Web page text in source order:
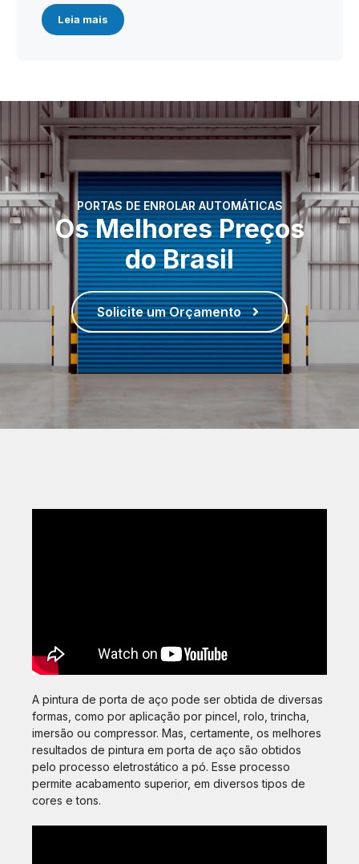
Leia mais
PORTAS DE ENROLAR AUTOMÁTICAS
Os Melhores Preços
do Brasil
Solicite um Orçamento
A pintura de porta de aço pode ser obtida de diversas
formas, como por aplicação por pincel, rolo, trincha,
imersão ou compressor. Mas, certamente, os melhores
resultados de pintura em porta de aço são obtidos
pelo processo eletrostático a pó. Esse processo
permite acabamento superior, em diversos tipos de
cores e tons.